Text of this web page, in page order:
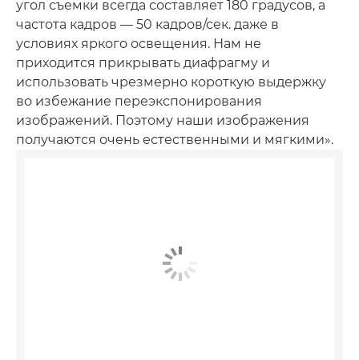
угол съемки всегда составляет 180 градусов, а
частота кадров — 50 кадров/сек. даже в
условиях яркого освещения. Нам не
приходится прикрывать диафрагму и
использовать чрезмерно короткую выдержку
во избежание переэкспонирования
изображений. Поэтому наши изображения
получаются очень естественными и мягкими».